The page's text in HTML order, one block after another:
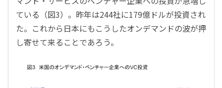
ている（図3）。昨年は244社に179億ドルが投資され
た。これから日本にもこうしたオンデマンドの波が押
し寄せて来ることであろう。